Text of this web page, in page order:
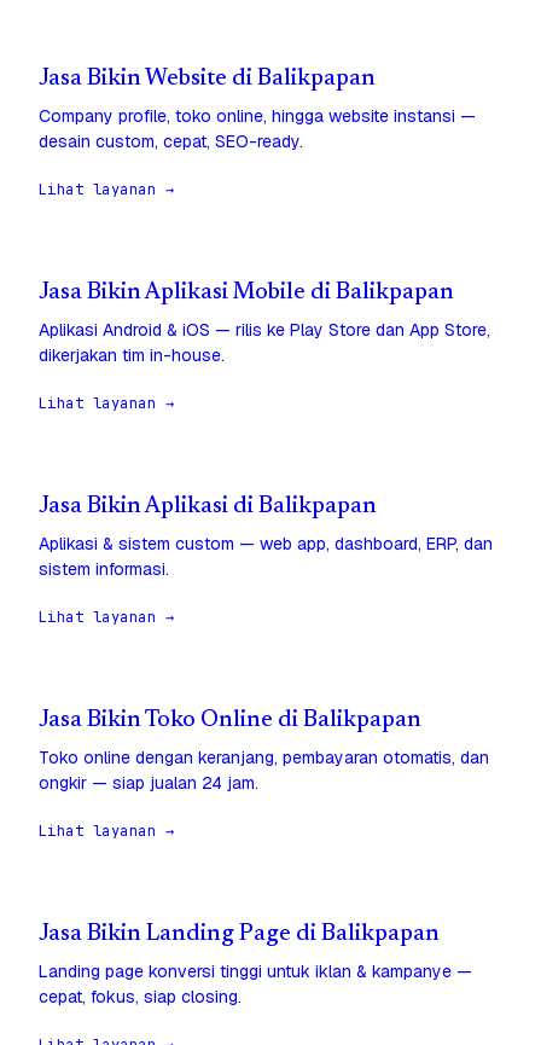
Jasa Bikin Website di Balikpapan
Company profile, toko online, hingga website instansi —
desain custom, cepat, SEO-ready.
Lihat layanan →
Jasa Bikin Aplikasi Mobile di Balikpapan
Aplikasi Android & iOS — rilis ke Play Store dan App Store,
dikerjakan tim in-house.
Lihat layanan →
Jasa Bikin Aplikasi di Balikpapan
Aplikasi & sistem custom — web app, dashboard, ERP, dan
sistem informasi.
Lihat layanan →
Jasa Bikin Toko Online di Balikpapan
Toko online dengan keranjang, pembayaran otomatis, dan
ongkir — siap jualan 24 jam.
Lihat layanan →
Jasa Bikin Landing Page di Balikpapan
Landing page konversi tinggi untuk iklan & kampanye —
cepat, fokus, siap closing.